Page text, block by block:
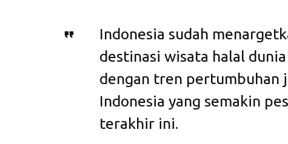
Indonesia sudah
destinasi wisata halal
dengan tren pertumbuhan
Indonesia yang semakin
terakhir ini.